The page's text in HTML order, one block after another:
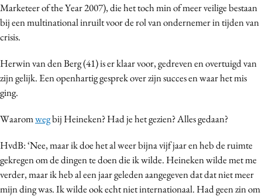
Design
Digital transformation
Effectiviteit
Gedragsverandering
Influencer marketing
Interne communicatie
Media
Merkstrategie
PR
Marketeer of the Year 2007), die het toch min of meer veilige bestaan
bij een multinational inruilt voor de rol van ondernemer in tijden van
crisis.
Herwin van den Berg (41) is er klaar voor, gedreven en overtuigd van
zijn gelijk. Een openhartig gesprek over zijn succes en waar het mis
ging.
Waaromwegbij Heineken? Had je het gezien? Alles gedaan?
HvdB: ‘Nee, maar ik doe het al weer bijna vijf jaar en heb de ruimte
gekregen om de dingen te doen die ik wilde. Heineken wilde met me
verder, maar ik heb al een jaar geleden aangegeven dat dat niet meer
mijn ding was. Ik wilde ook echt niet internationaal. Had geen zin om